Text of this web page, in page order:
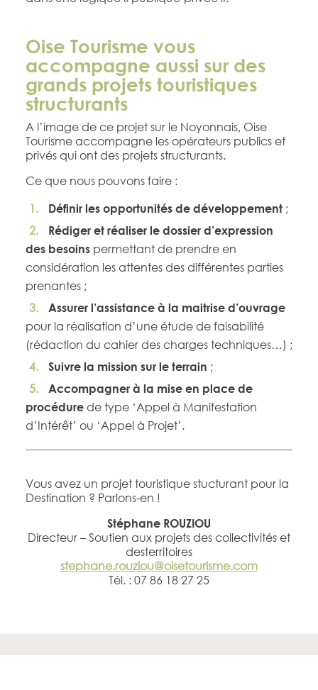
Oise Tourisme vous
accompagne aussi sur des
grands projets touristiques
structurants
A l’image de ce projet sur le Noyonnais, Oise
Tourisme accompagne les opérateurs publics et
privés qui ont des projets structurants.
Ce que nous pouvons faire :
Définir les opportunités de développement ;
Rédiger et réaliser le dossier d’expression
des besoinspermettant de prendre en
considération les attentes des différentes parties
prenantes ;
Assurer l’assistance à la maitrise d’ouvrage
pour la réalisation d’une étude de faisabilité
(rédaction du cahier des charges techniques…) ;
Suivre la mission sur le terrain ;
Accompagner à la mise en place de
procédurede type ‘Appel à Manifestation
d’Intérêt’ ou ‘Appel à Projet’.
Vous avez un projet touristique stucturant pour la
Destination ? Parlons-en !
Stéphane ROUZIOU
Directeur – Soutien aux projets des collectivités et
desterritoires
stephane.rouziou@oisetourisme.com
Tél. : 07 86 18 27 25